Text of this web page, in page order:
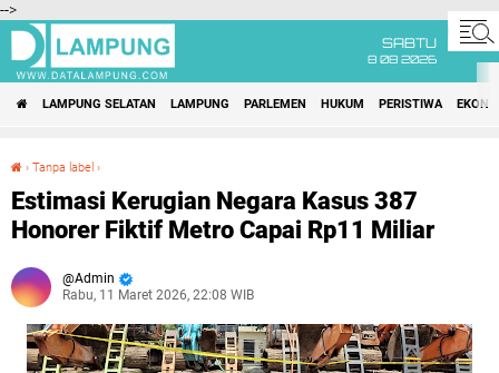
-->
SABTU
8 08 2026
LAMPUNG SELATAN LAMPUNG PARLEMEN HUKUM PERISTIWA
› Tanpa label ›
Estimasi Kerugian Negara Kasus 387
Honorer Fiktif Metro Capai Rp11 Miliar
Admin
Rabu, 11 Maret 2026, 22:08 WIB